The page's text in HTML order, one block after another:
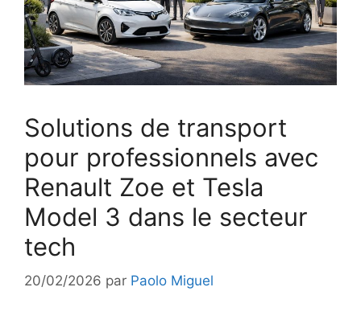
Solutions de transport
pour professionnels avec
Renault Zoe et Tesla
Model 3 dans le secteur
tech
20/02/2026 par Paolo Miguel